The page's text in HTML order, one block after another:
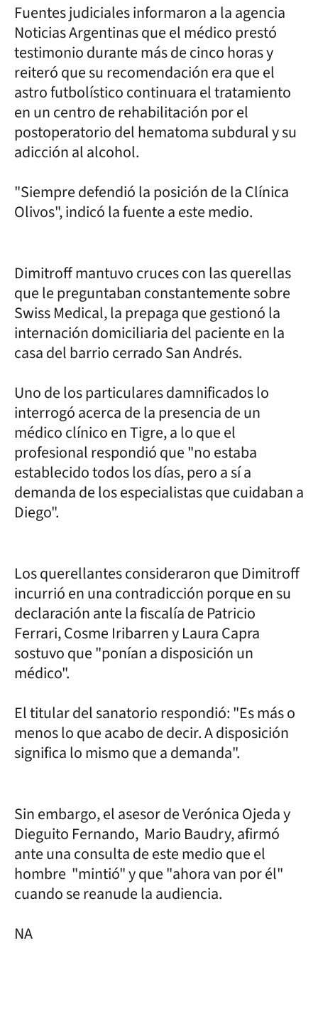
Fuentes judiciales informaron a la agencia
Noticias Argentinas que el médico prestó
testimonio durante más de cinco horas y
reiteró que su recomendación era que el
astro futbolístico continuara el tratamiento
en un centro de rehabilitación por el
postoperatorio del hematoma subdural y su
adicción al alcohol.
"Siempre defendió la posición de la Clínica
Olivos", indicó la fuente a este medio.
Dimitroff mantuvo cruces con las querellas
que le preguntaban constantemente sobre
Swiss Medical, la prepaga que gestionó la
internación domiciliaria del paciente en la
casa del barrio cerrado San Andrés.
Uno de los particulares damnificados lo
interrogó acerca de la presencia de un
médico clínico en Tigre, a lo que el
profesional respondió que "no estaba
establecido todos los días, pero a sí a
demanda de los especialistas que cuidaban a
Diego".
Los querellantes consideraron que Dimitroff
incurrió en una contradicción porque en su
declaración ante la fiscalía de Patricio
Ferrari, Cosme Iribarren y Laura Capra
sostuvo que "ponían a disposición un
médico".
El titular del sanatorio respondió: "Es más o
menos lo que acabo de decir. A disposición
significa lo mismo que a demanda".
Sin embargo, el asesor de Verónica Ojeda y
Dieguito Fernando, Mario Baudry, afirmó
ante una consulta de este medio que el
hombre "mintió" y que "ahora van por él"
cuando se reanude la audiencia.
NA